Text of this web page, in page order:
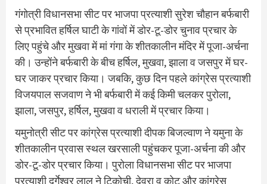
गंगोत्री विधानसभा सीट पर भाजपा प्रत्याशी सुरेश चौहान बर्फबारी
से प्रभावित हर्षिल घाटी के गांवों में डोर-टू-डोर चुनाव प्रचार के
लिए पहुंचे और मुखवा में मां गंगा के शीतकालीन मंदिर में पूजा-अर्चना
की। उन्होंने बर्फबारी के बीच हर्षिल, मुखवा, झाला व जसपुर में घर-
घर जाकर प्रचार किया। जबकि, कुछ दिन पहले कांग्रेस प्रत्याशी
विजयपाल सजवाण ने भी बर्फबारी में कई किमी चलकर पुरोला,
झाला, जसपुर, हर्षिल, मुखवा व धराली में प्रचार किया।
यमुनोत्री सीट पर कांग्रेस प्रत्याशी दीपक बिजल्वाण ने यमुना के
शीतकालीन प्रवास स्थल खरसाली पहुंचकर पूजा-अर्चना की और
डोर-टू-डोर प्रचार किया। पुरोला विधानसभा सीट पर भाजपा
प्रत्याशी दुर्गेश्वर लाल ने टिकोची, देवरा व कोट और कांग्रेस